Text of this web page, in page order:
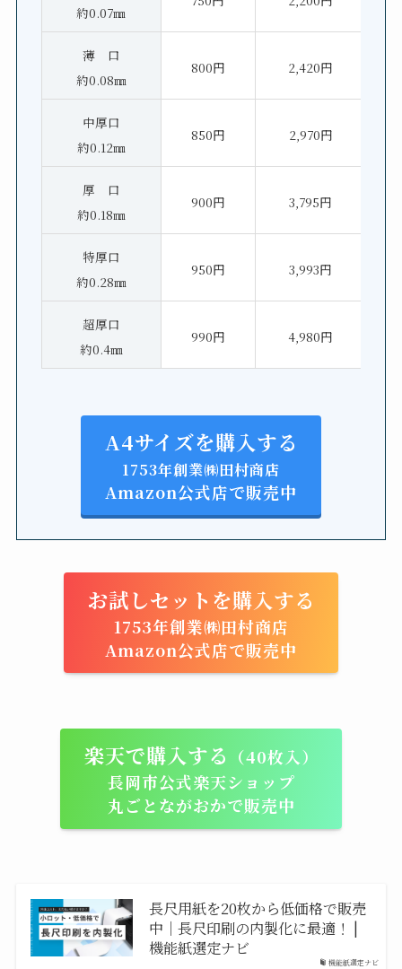
約0.07㎜
薄 口
約0.08㎜
800円 2,420円
中厚口
約0.12㎜
850円 2,970円
厚 口
約0.18㎜
900円 3,795円
特厚口
約0.28㎜
950円 3,993円
超厚口
約0.4㎜
990円 4,980円
A4サイズを購入する
1753年創業㈱田村商店
Amazon公式店で販売中
お試しセットを購入する
1753年創業㈱田村商店
Amazon公式店で販売中
楽天で購入する （40枚入）
長岡市公式楽天ショップ
丸ごとながおかで販売中
機能紙選定ナビ
長尺用紙を20枚から低価格で販売
中｜長尺印刷の内製化に最適！ |
機能紙選定ナビ